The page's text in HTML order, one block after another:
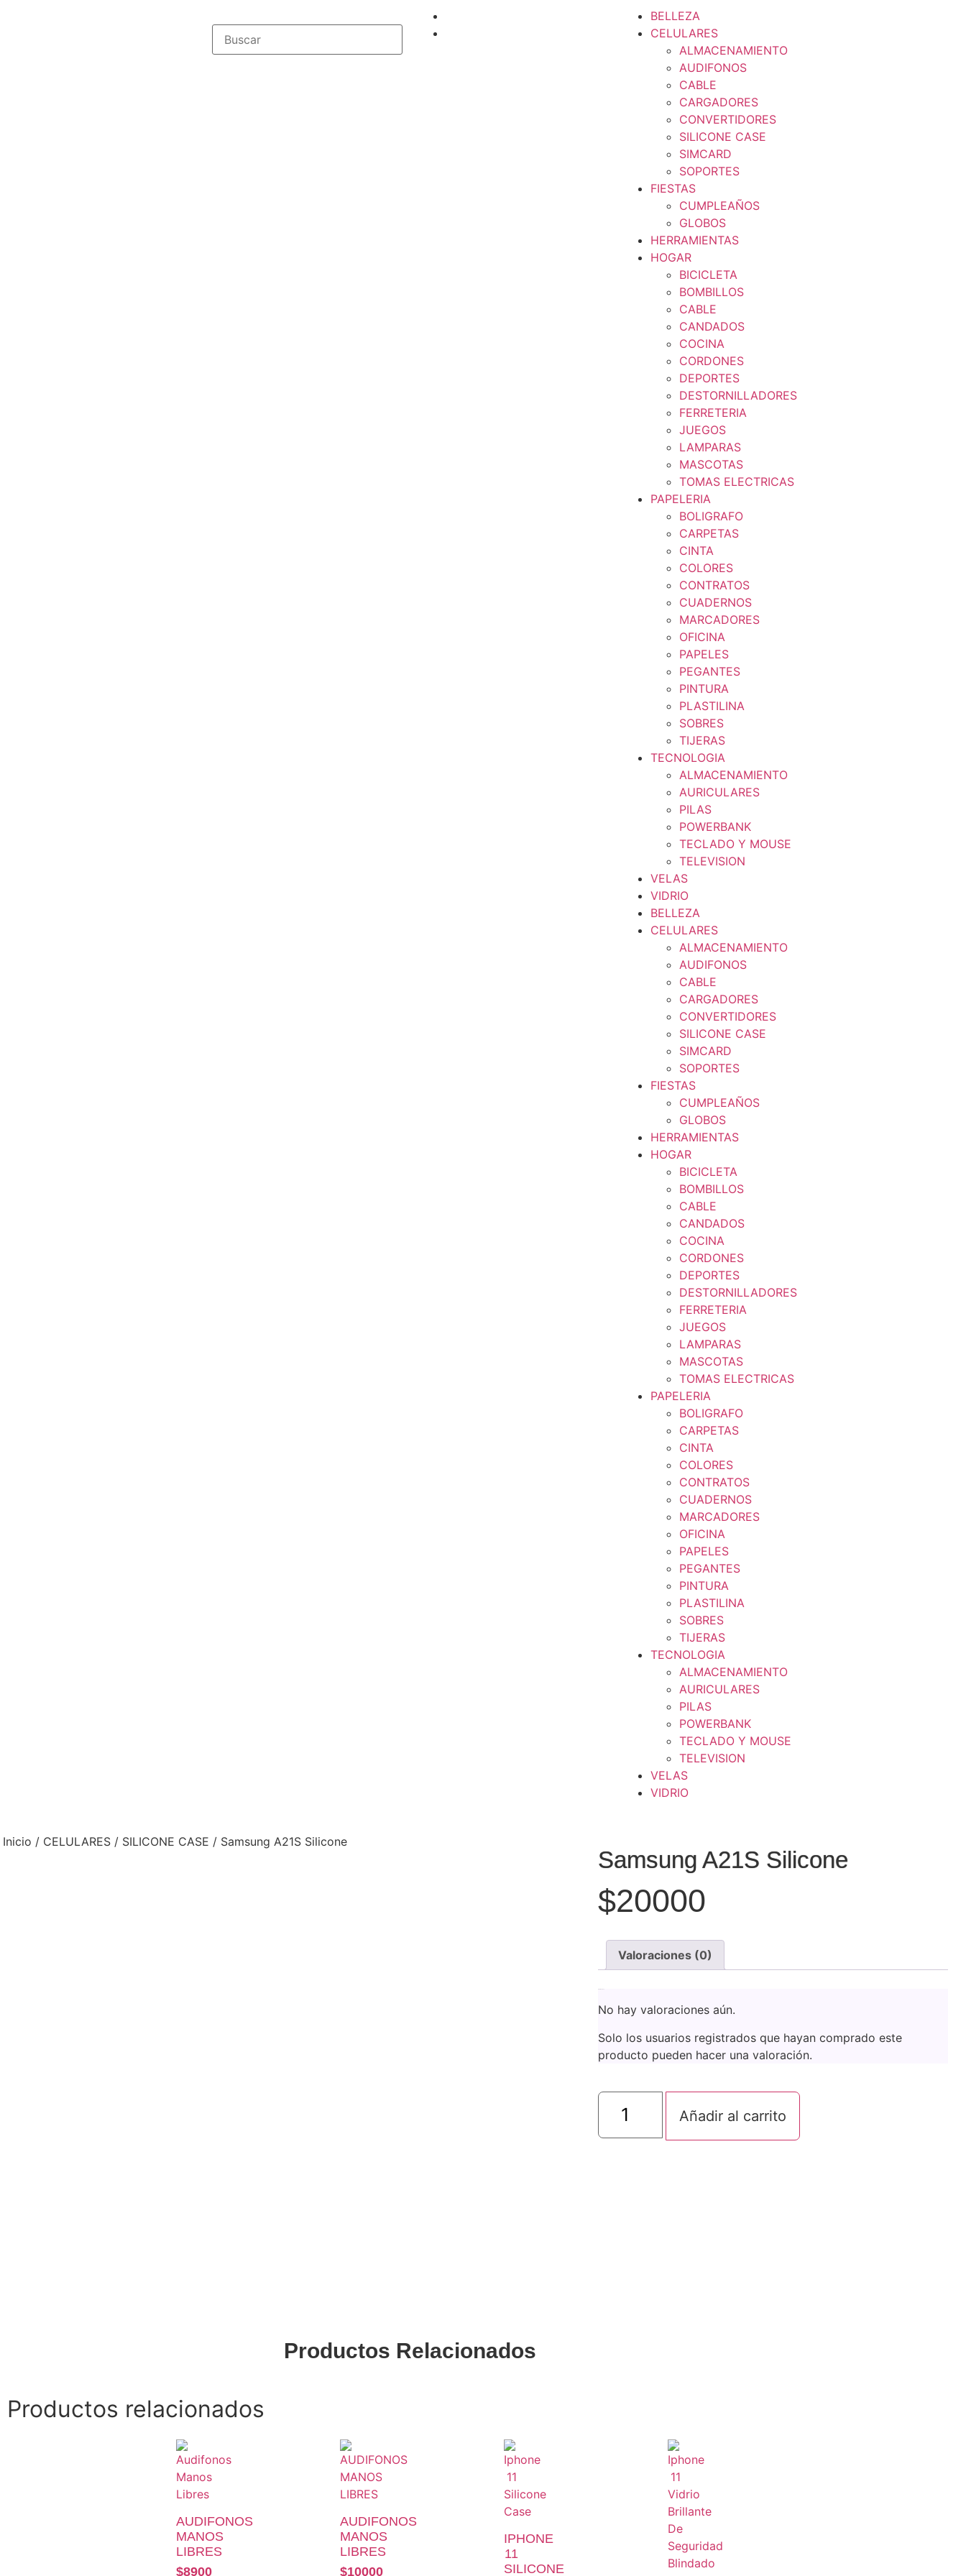
BELLEZA
CELULARES
ALMACENAMIENTO
AUDIFONOS
CABLE
CARGADORES
CONVERTIDORES
SILICONE CASE
SIMCARD
SOPORTES
FIESTAS
CUMPLEAÑOS
GLOBOS
HERRAMIENTAS
HOGAR
BICICLETA
BOMBILLOS
CABLE
CANDADOS
COCINA
CORDONES
DEPORTES
DESTORNILLADORES
FERRETERIA
JUEGOS
LAMPARAS
MASCOTAS
TOMAS ELECTRICAS
PAPELERIA
BOLIGRAFO
CARPETAS
CINTA
COLORES
CONTRATOS
CUADERNOS
MARCADORES
OFICINA
PAPELES
PEGANTES
PINTURA
PLASTILINA
SOBRES
TIJERAS
TECNOLOGIA
ALMACENAMIENTO
AURICULARES
PILAS
POWERBANK
TECLADO Y MOUSE
TELEVISION
VELAS
VIDRIO
BELLEZA
CELULARES
ALMACENAMIENTO
AUDIFONOS
CABLE
CARGADORES
CONVERTIDORES
SILICONE CASE
SIMCARD
SOPORTES
FIESTAS
CUMPLEAÑOS
GLOBOS
HERRAMIENTAS
HOGAR
BICICLETA
BOMBILLOS
CABLE
CANDADOS
COCINA
CORDONES
DEPORTES
DESTORNILLADORES
FERRETERIA
JUEGOS
LAMPARAS
MASCOTAS
TOMAS ELECTRICAS
PAPELERIA
BOLIGRAFO
CARPETAS
CINTA
COLORES
CONTRATOS
CUADERNOS
MARCADORES
OFICINA
PAPELES
PEGANTES
PINTURA
PLASTILINA
SOBRES
TIJERAS
TECNOLOGIA
ALMACENAMIENTO
AURICULARES
PILAS
POWERBANK
TECLADO Y MOUSE
TELEVISION
VELAS
VIDRIO
Inicio / CELULARES / SILICONE CASE / Samsung A21S Silicone
Samsung A21S Silicone
$20000
Valoraciones (0)
No hay valoraciones aún.
Solo los usuarios registrados que hayan comprado este
producto pueden hacer una valoración.
Añadir al carrito
Productos Relacionados
Productos relacionados
AUDIFONOS
MANOS
LIBRES
$8900
AUDIFONOS
MANOS
LIBRES
$10000
IPHONE
11
SILICONE